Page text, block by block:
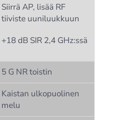
Siirrä AP, lisää RF
tiiviste uuniluukkuun
+18 dB SIR 2,4 GHz:ssä
5 G NR toistin
Kaistan ulkopuolinen
melu